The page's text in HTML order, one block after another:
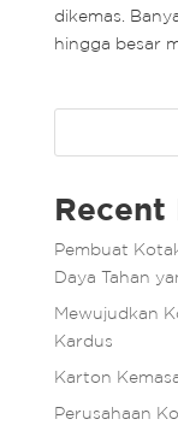
dikemas.
hingga besar
Recent
Pembuat
Daya Tahan
Mewujudkan
Kardus
Karton
Perusahaan